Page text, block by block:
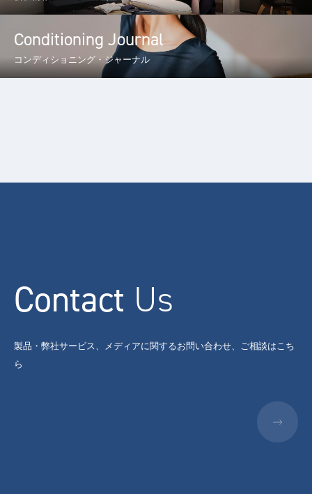
Conditioning Journal
コンディショニング・ジャーナル
Contact Us
製品・弊社サービス、メディアに関するお問い合わせ、ご相談はこち
ら